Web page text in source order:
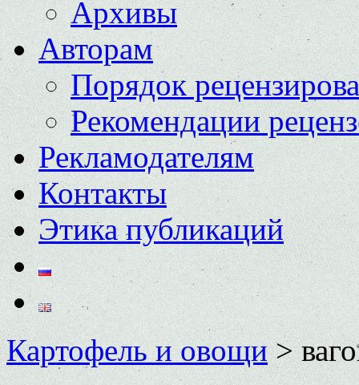
Архивы
Авторам
Порядок
Рекомендации
Рекламодателям
Контакты
Этика публикаций
Картофель и овощи>